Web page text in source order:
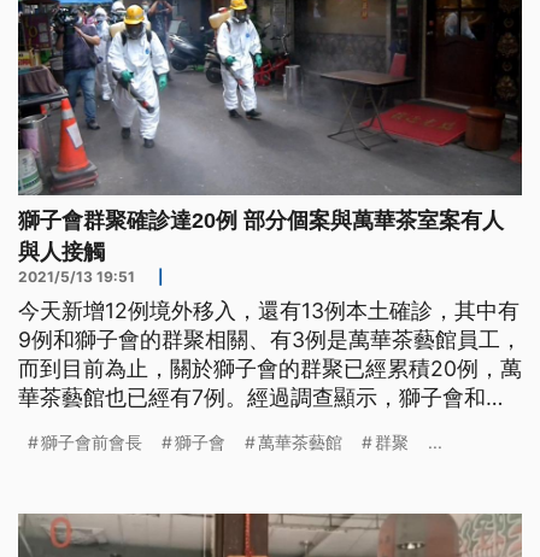
獅子會群聚確診達20例 部分個案與萬華茶室案有人
與人接觸
2021/5/13 19:51
今天新增12例境外移入，還有13例本土確診，其中有
9例和獅子會的群聚相關、有3例是萬華茶藝館員工，
而到目前為止，關於獅子會的群聚已經累積20例，萬
華茶藝館也已經有7例。經過調查顯示，獅子會和宜
疑似是同一個傳播鏈，但病毒如何傳播，還要進一步
中9例與獅子會群聚相關、3例是萬華茶藝館員工。指
揮中心表示，案124
獅子會前會長 獅子會 萬華茶藝館 群聚 ...